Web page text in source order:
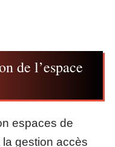
de l’espace
espaces de
gestion accès